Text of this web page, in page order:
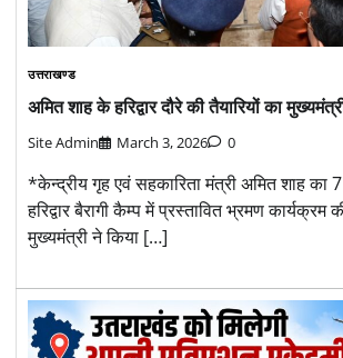
उत्तराखण्ड
अमित शाह के हरिद्वार दौरे की तैयारियों का
Site Admin March 3, 2026 0
*केन्द्रीय गृह एवं सहकारिता मंत्री अमित शाह का
हरिद्वार बैरागी कैम्प में प्रस्तावित भ्रमण कार्यक्रम
मुख्यमंत्री ने किया […]